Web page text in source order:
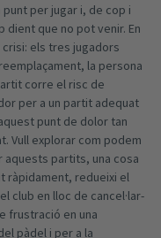
per jugar i, de cop i
dient que no pot venir. En
els tres jugadors
la persona
corre el risc de
per a un partit adequat
punt de dolor tan
Vull explorar com podem
aquests partits, una cosa
ràpidament, redueixi el
club en lloc de cancel·lar-
frustració en una
pàdel i per a la